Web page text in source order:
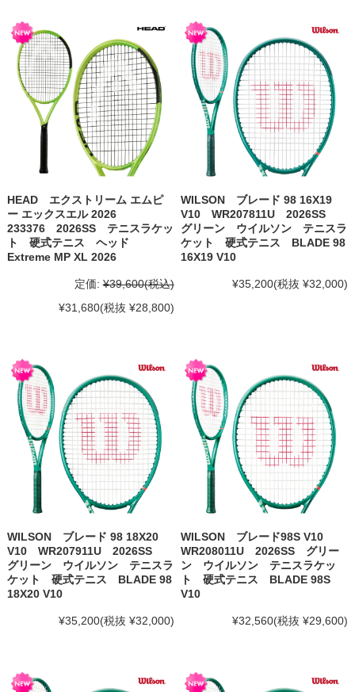
HEAD エクストリーム エムピ
ー エックスエル 2026
233376 2026SS テニスラケッ
ト 硬式テニス ヘッド
Extreme MP XL 2026
定価: ¥39,600(税込)
¥31,680(税抜 ¥28,800)
WILSON ブレード 98 16X19
V10 WR207811U 2026SS
グリーン ウイルソン テニスラ
ケット 硬式テニス BLADE 98
16X19 V10
¥35,200(税抜 ¥32,000)
WILSON ブレード 98 18X20
V10 WR207911U 2026SS
グリーン ウイルソン テニスラ
ケット 硬式テニス BLADE 98
18X20 V10
¥35,200(税抜 ¥32,000)
WILSON ブレード98S V10
WR208011U 2026SS グリー
ン ウイルソン テニスラケッ
ト 硬式テニス BLADE 98S
V10
¥32,560(税抜 ¥29,600)